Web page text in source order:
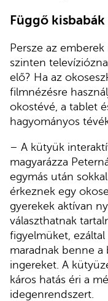
Függő kisbabák
Persze az
szinten
elő? Ha az
filmnézésre
okostévé, a tablet
hagyományos
– A kütyük
magyarázza
egymás után
érkeznek egy
gyerekek aktívan
választhatnak
figyelmüket,
maradnak benne a
ingereket. A
káros hatás éri a
idegenrendszert.